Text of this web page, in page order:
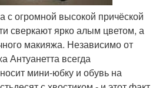
с огромной высокой причёской
сверкают ярко алым цветом, а
макияжа. Независимо от
Антуанетта всегда
мини-юбку и обувь на